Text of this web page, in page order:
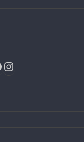
Instagram